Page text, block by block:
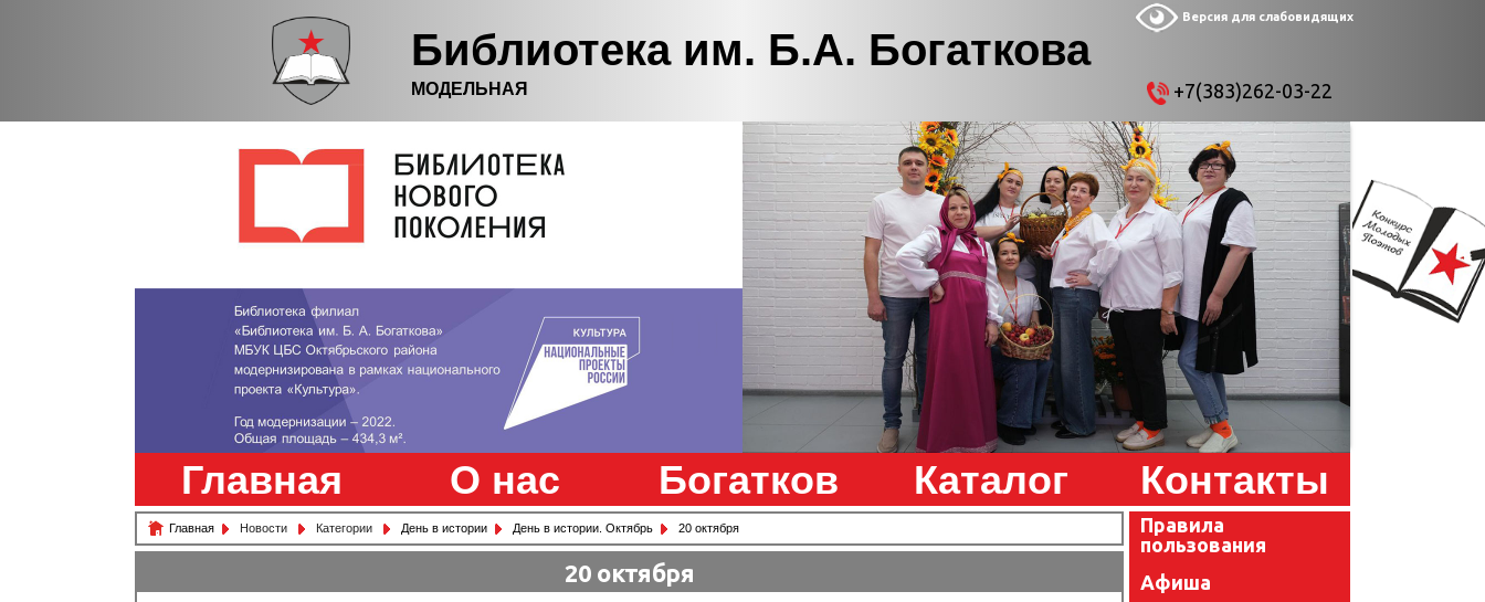
Библиотека им. Б.А. Богаткова
МОДЕЛЬНАЯ
Версия для слабовидящих
+7(383)262-03-22
Главная О нас Богатков Каталог Контакты
Главная Новости Категории День в истории День в истории. Октябрь 20 октября
20 октября
Правила
пользования
Афиша